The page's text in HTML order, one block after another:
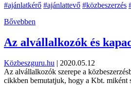
#ajánlatkérő #ajánlattevő #közbeszerzés
Bővebben
Az alvállalkozók és
Közbeszguru.hu | 2020.05.12
Az alvállalkozók szerepe a
cikkben bemutatjuk, hogy a Kbt. miként